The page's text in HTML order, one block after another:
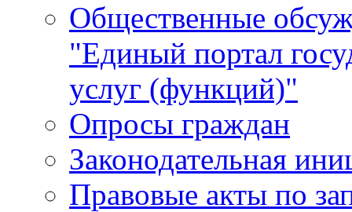
Общественные
"Единый портал
услуг (функций)"
Опросы граждан
Законодательная
Правовые акты по